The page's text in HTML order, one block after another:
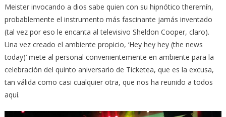
Meister invocando a dios sabe quien con su hipnótico theremín,
probablemente el instrumento más fascinante jamás inventado
(tal vez por eso le encanta al televisivo Sheldon Cooper, claro).
Una vez creado el ambiente propicio, ‘Hey hey hey (the news
today)’ mete al personal convenientemente en ambiente para la
celebración del quinto aniversario de Ticketea, que es la excusa,
tan válida como casi cualquier otra, que nos ha reunido a todos
aquí.